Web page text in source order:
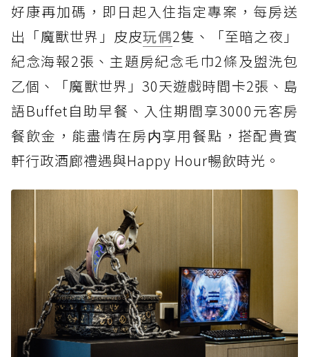
好康再加碼，即日起入住指定專案，每房送
出「魔獸世界」皮皮玩偶2隻、「至暗之夜」
紀念海報2張、主題房紀念毛巾2條及盥洗包
乙個、「魔獸世界」30天遊戲時間卡2張、島
語Buffet自助早餐、入住期間享3000元客房
餐飲金，能盡情在房内享用餐點，搭配貴賓
軒行政酒廊禮遇與Happy Hour暢飲時光。